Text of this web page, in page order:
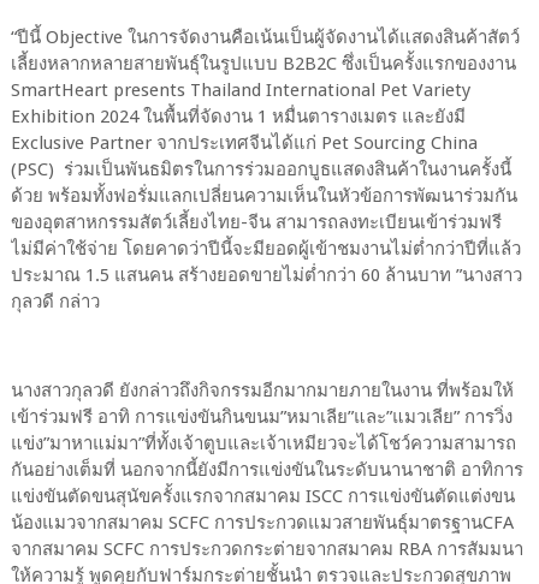
“ปีนี้ Objective ในการจัดงานคือเน้นเป็นผู้จัดงานได้แสดงสินค้าสัตว์
เลี้ยงหลากหลายสายพันธุ์ในรูปแบบ B2B2C ซึ่งเป็นครั้งแรกของงาน
SmartHeart presents Thailand International Pet Variety
Exhibition 2024 ในพื้นที่จัดงาน 1 หมื่นตารางเมตร และยังมี
Exclusive Partner จากประเทศจีนได้แก่ Pet Sourcing China
(PSC) ร่วมเป็นพันธมิตรในการร่วมออกบูธแสดงสินค้าในงานครั้งนี้
ด้วย พร้อมทั้งฟอรั่มแลกเปลี่ยนความเห็นในหัวข้อการพัฒนาร่วมกัน
ของอุตสาหกรรมสัตว์เลี้ยงไทย-จีน สามารถลงทะเบียนเข้าร่วมฟรี
ไม่มีค่าใช้จ่าย โดยคาดว่าปีนี้จะมียอดผู้เข้าชมงานไม่ต่ำกว่าปีที่แล้ว
ประมาณ 1.5 แสนคน สร้างยอดขายไม่ต่ำกว่า 60 ล้านบาท ”นางสาว
กุลวดี กล่าว
นางสาวกุลวดี ยังกล่าวถึงกิจกรรมอีกมากมายภายในงาน ที่พร้อมให้
เข้าร่วมฟรี อาทิ การแข่งขันกินขนม”หมาเลีย”และ”แมวเลีย” การวิ่ง
แข่ง”มาหาแม่มา”ที่ทั้งเจ้าตูบและเจ้าเหมียวจะได้โชว์ความสามารถ
กันอย่างเต็มที่ นอกจากนี้ยังมีการแข่งขันในระดับนานาชาติ อาทิการ
แข่งขันตัดขนสุนัขครั้งแรกจากสมาคม ISCC การแข่งขันตัดแต่งขน
น้องแมวจากสมาคม SCFC การประกวดแมวสายพันธุ์มาตรฐานCFA
จากสมาคม SCFC การประกวดกระต่ายจากสมาคม RBA การสัมมนา
ให้ความรู้ พูดคุยกับฟาร์มกระต่ายชั้นนำ ตรวจและประกวดสุขภาพ